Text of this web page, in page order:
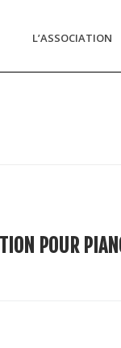
L’ASSOCIATION
POUR